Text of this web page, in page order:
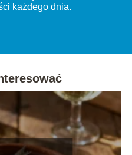
każdego dnia.